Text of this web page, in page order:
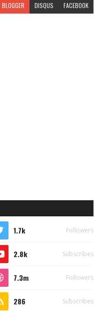
BLOGGER DISQUS FACEBOOK
1.7k Followers
2.8k Subscribes
7.3m Followers
286 Subscribes